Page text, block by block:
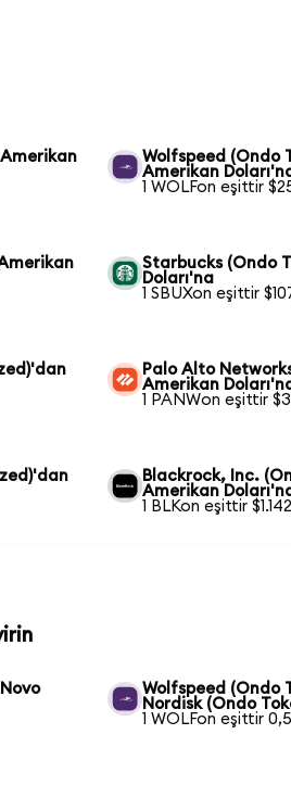
Wolfspeed (Ondo
Amerikan
1 WOLFon eşittir
Starbucks (Ondo
Doları'na
1 SBUXon eşittir
Palo Alto
Amerikan
1 PANWon eşittir
Blackrock, Inc.
Amerikan
1 BLKon eşittir
Wolfspeed (Ondo
Nordisk (Ondo
1 WOLFon eşittir